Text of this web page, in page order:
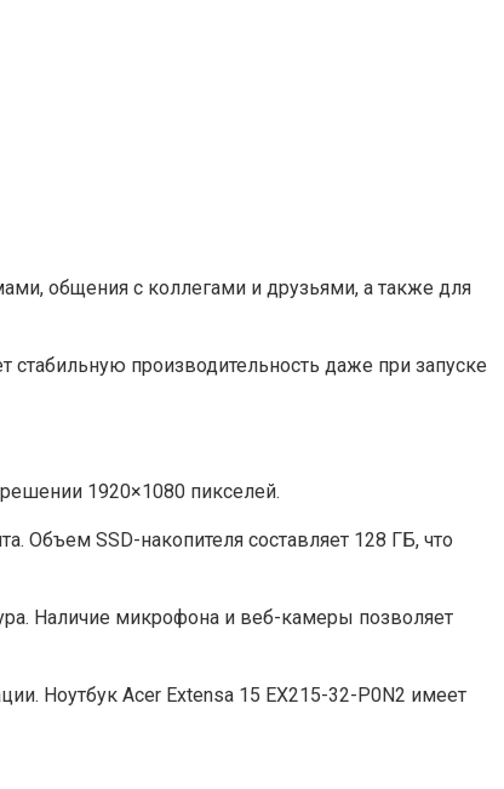
общения с коллегами и друзьями, а также для
производительность даже при запуске
1920×1080 пикселей.
Объем SSD-накопителя составляет 128 ГБ, что
Наличие микрофона и веб-камеры позволяет
Ноутбук Acer Extensa 15 EX215-32-P0N2 имеет